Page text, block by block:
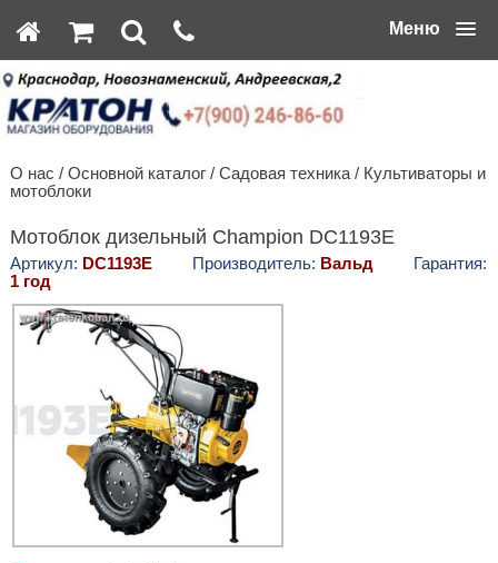
Меню
О нас / Основной каталог/ Садовая техника/ Культиваторы и
мотоблоки
Мотоблок дизельный Champion DC1193E
Артикул: DC1193EПроизводитель: ВальдГарантия:
1 год